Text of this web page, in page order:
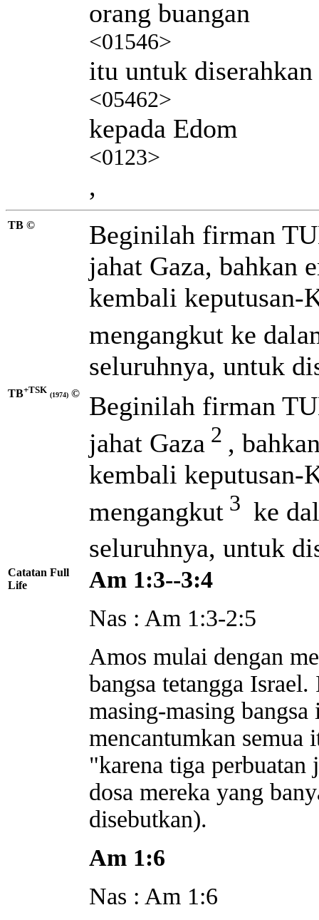
orang buangan
<01546>
itu untuk diserahkan
<05462>
kepada Edom
<0123>
,
TB ©
Beginilah firman
jahat Gaza, bahkan
kembali keputusan-
mengangkut ke
seluruhnya, untuk
TB+TSK (1974) ©
Beginilah firman
jahat Gaza 2 ,
kembali keputusan-
mengangkut 3 ke
seluruhnya, untuk
Catatan Full
Life
Am 1:3--3:4
Nas : Am 1:3-2:5
Amos mulai dengan
bangsa tetangga
masing-masing
mencantumkan semua
"karena tiga perbuatan
dosa mereka yang
disebutkan).
Am 1:6
Nas : Am 1:6